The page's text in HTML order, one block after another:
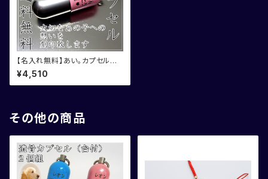
【名入れ無料】あい。カプセル
遺骨カプセル 2個組 お得な
セット割引
¥4,510
その他の商品